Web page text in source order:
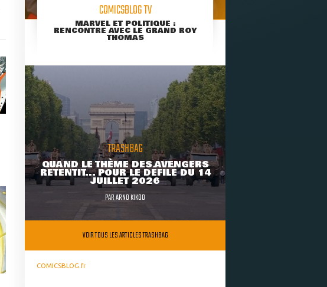
COMICSBLOG TV
MARVEL ET POLITIQUE :
RENCONTRE AVEC LE GRAND ROY
THOMAS
TRASHBAG
QUAND LE THÈME DES AVENGERS
RETENTIT... POUR LE DÉFILÉ DU 14
JUILLET 2026
PARARNO KIKOO
VOIR TOUS LES ARTICLES TRASHBAG
COMICSBLOG.fr